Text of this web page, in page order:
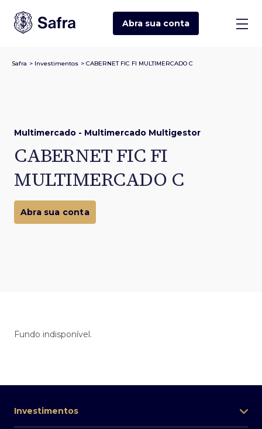
Abra sua conta
Safra > Investimentos > CABERNET FIC FI MULTIMERCADO C
Multimercado - Multimercado Multigestor
CABERNET FIC FI
MULTIMERCADO C
Abra sua conta
Fundo indisponível.
Investimentos